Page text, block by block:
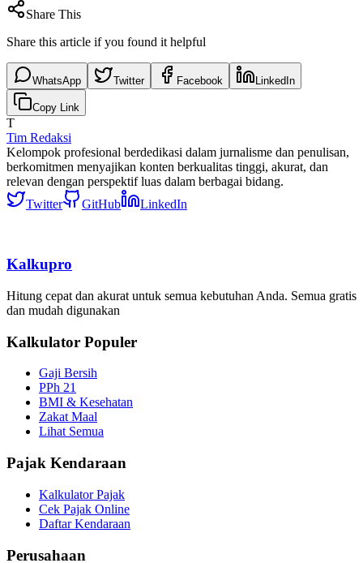
Share This
Share this article if you found it helpful
WhatsApp Twitter Facebook LinkedIn
Copy Link
T
Tim Redaksi
Kelompok profesional berdedikasi dalam jurnalisme dan penulisan,
berkomitmen menyajikan konten berkualitas tinggi, akurat, dan
relevan dengan perspektif luas dalam berbagai bidang.
Twitter
GitHub LinkedIn
Kalkupro
Hitung cepat dan akurat untuk semua kebutuhan Anda. Semua gratis
dan mudah digunakan
Kalkulator Populer
Gaji Bersih
PPh 21
BMI & Kesehatan
Zakat Maal
Lihat Semua
Pajak Kendaraan
Kalkulator Pajak
Cek Pajak Online
Daftar Kendaraan
Perusahaan